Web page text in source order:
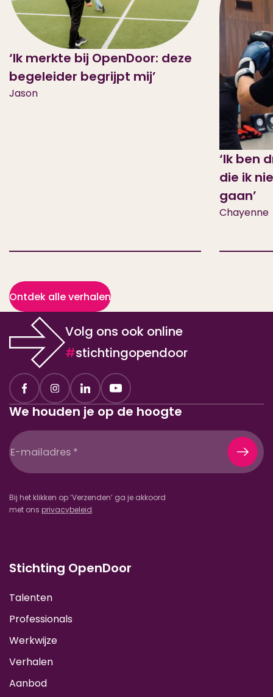
‘Ik merkte bij OpenDoor: deze
begeleider begrijpt mij’
Jason
‘Ik ben
die ik
gaan’
Chayenne
Ontdek alle verhalen
Volg ons ook online
#stichtingopendoor
We houden je op de hoogte
E-
mailadres
Bij het klikken op ‘Verzenden’ ga je akkoord
met ons privacybeleid.
Stichting OpenDoor
Talenten
Professionals
Werkwijze
Verhalen
Aanbod